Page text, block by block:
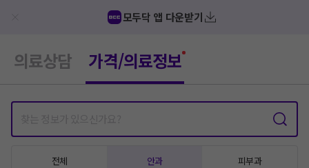
모두닥 앱 다운받기
의료상담 가격/의료정보
전체 안과 피부과